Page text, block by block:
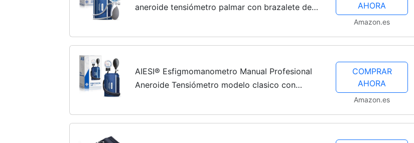
aneroide tensiómetro palmar con brazalete de
AHORA
Amazon.es
AIESI® Esfigmomanometro Manual Profesional
Aneroide Tensiómetro modelo clasico con
COMPRAR
AHORA
Amazon.es